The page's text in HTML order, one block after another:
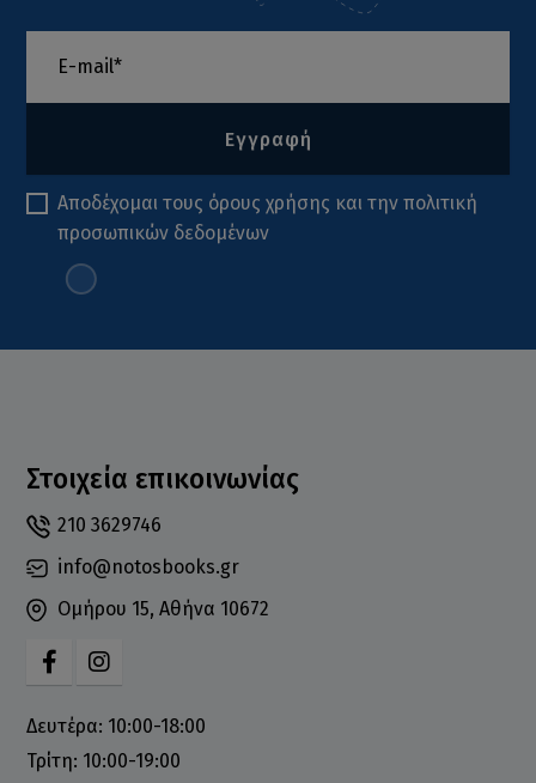
Εγγραφή
Αποδέχομαι τους όρους χρήσης και τηνπολιτική
προσωπικών δεδομένων
Στοιχεία επικοινωνίας
210 3629746
info@notosbooks.gr
Ομήρου 15, Αθήνα 10672
Δευτέρα: 10:00-18:00
Τρίτη: 10:00-19:00